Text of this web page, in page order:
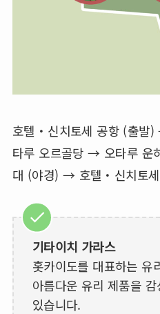
호텔・신치토세 공항 (출
타루 오르골당 → 오타루
대 (야경) → 호텔・신치토
기타이치 가라스
홋카이도를 대표하는 유
아름다운 유리 제품을
있습니다.